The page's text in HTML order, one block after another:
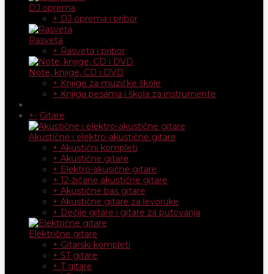
DJ oprema
+ DJ oprema i pribor
Rasveta
+ Rasveta i pribor
Note, knjige, CD i DVD
+ Knjige za muzičke škole
+ Knjiga pesama i škola za instrumente
+- Gitare
Akustične i elektro-akustične gitare
+ Akustični kompleti
+ Akustične gitare
+ Elektro-akusične gitare
+ 12-žičane akustične gitare
+ Akustične bas gitare
+ Akustične gitare za levoruke
+ Dečije gitare i gitare za putovanja
Električne gitare
+ Gitarski kompleti
+ ST gitare
+ T gitare